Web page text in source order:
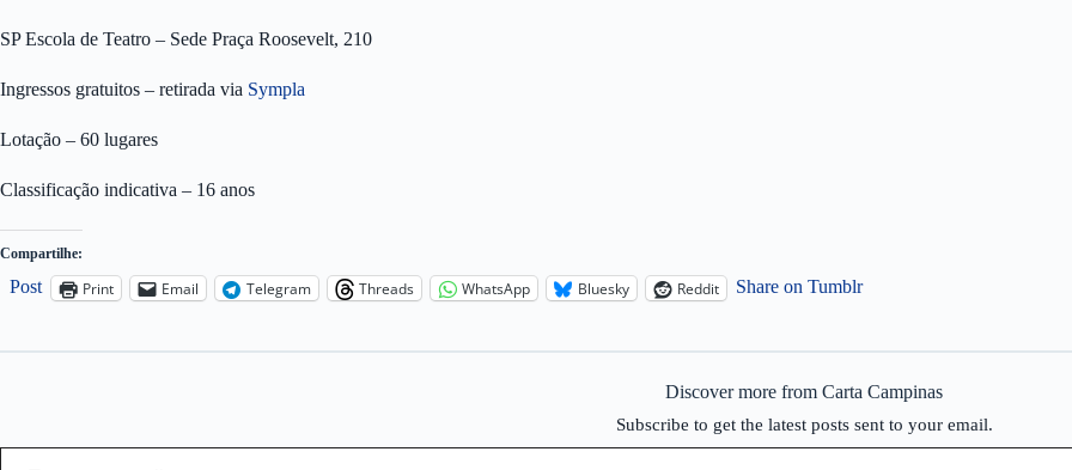
SP Escola de Teatro – Sede Praça Roosevelt, 210
Ingressos gratuitos – retirada via Sympla
Lotação – 60 lugares
Classificação indicativa – 16 anos
Compartilhe:
Post Print Email Telegram Threads WhatsApp Bluesky Reddit Share on Tumblr
Discover more from Carta Campinas
Subscribe to get the latest posts sent to your email.
Type your email…